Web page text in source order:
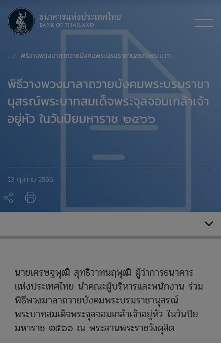
พิธีวางพวงมาลาถวายบังคมพระบรมราชานุสรณ์พระบาทสมเด็จพระจุลจอมเกล้าเจ้าอยู่หัว ในวันปิยมหาราช ๒๕๖๖
พิธีวางพวงมาลาถวายบังคมพระบรมราชา
นุสรณ์พระบาทสมเด็จพระจุลจอมเกล้าเจ้า
อยู่หัว ในวันปิยมหาราช ๒๕๖๖
23 ตุลาคม 2566
นายเศรษฐพุฒิ สุทธิวาทนฤพุฒิ ผู้ว่าการธนาคาร
แห่งประเทศไทย นำคณะผู้บริหารและพนักงาน ร่วม
พิธีพวงมาลาถวายบังคมพระบรมราชานุสรณ์
พระบาทสมเด็จพระจุลจอมเกล้าเจ้าอยู่หัว ในวันปิย
มหาราช ๒๕๖๖ ณ พระลานพระราชวังดุสิต